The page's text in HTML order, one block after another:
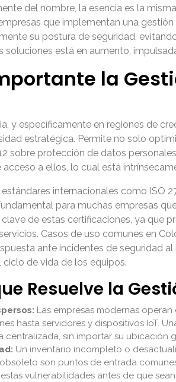
del nombre, la esencia es la
que implementan una
su postura de seguridad,
soluciones está en aumento,
la
y específicamente en regiones de
estratégica. Permite no solo
sobre protección de datos
a ellos, lo cual está
internacionales como ISO
para muchas empresas
de estas certificaciones, ya que
Casos de uso comunes en
ante incidentes de seguridad
de vida de los equipos.
Resuelve la
Las empresas modernas
hasta servidores y dispositivos IoT.
centralizada, sin importar su ubicación
Un inventario incompleto o
son puntos de entrada
vulnerabilidades antes de que